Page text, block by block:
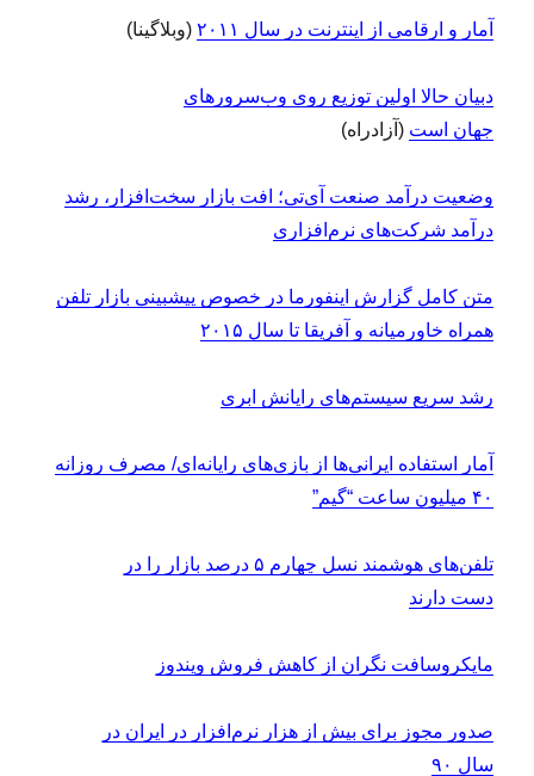
آمار و ارقامی از اینترنت در سال ۲۰۱۱ (وبلاگینا)
دبیان حالا اولین توزیع روی وب‌سرورهای
جهان است (آزادراه)
وضعیت درآمد صنعت آی‌تی؛ افت بازار سخت‌افزار، رشد
درآمد شرکت‌های نرم‌افزاری
متن کامل گزارش اینفورما در خصوص پیشبینی بازار تلفن
همراه خاورمیانه و آفریقا تا سال ۲۰۱۵
رشد سریع سیستم‌­های رایانش ابری
آمار استفاده ایرانی‌ها از بازی‌های رایانه‌ای/ مصرف روزانه
۴۰ میلیون ساعت “گیم”
تلفن‌های هوشمند نسل چهارم ۵ درصد بازار را در
دست دارند
مایکروسافت نگران از کاهش فروش ویندوز
صدور مجوز برای بیش از هزار نرم‌افزار در ایران در
سال ۹۰